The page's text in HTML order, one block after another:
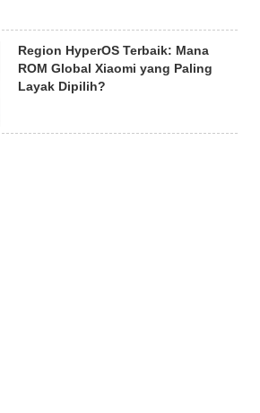
Region HyperOS Terbaik: Mana
ROM Global Xiaomi yang Paling
Layak Dipilih?